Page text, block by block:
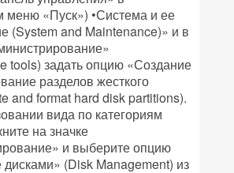
меню «Пуск») •Система и ее
(System and Maintenance)» и в
tools) задать опцию «Создание
разделов жесткого
and format hard disk partitions).
вида по категориям
на значке
и выберите опцию
(Disk Management) из